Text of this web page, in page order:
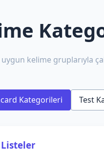
uygun kelime gruplarıyla
Kategorileri Test
Listeler